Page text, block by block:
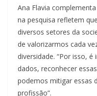
Ana Flavia
na pesquisa refletem
diversos setores da
de valorizarmos cada
diversidade. “Por isso,
dados, reconhecer
podemos mitigar essas
profissão”.